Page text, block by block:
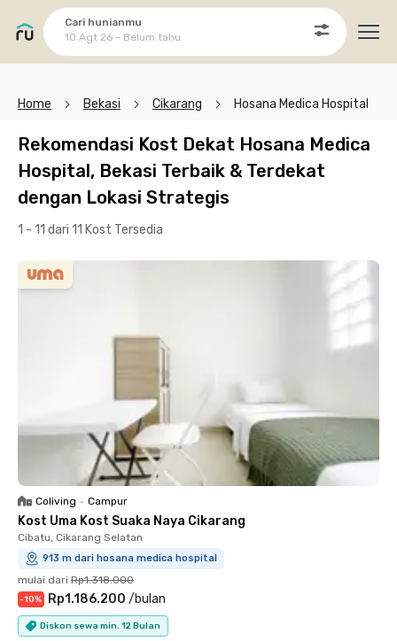
Cari hunianmu
10 Agt 26 - Belum tahu
Home Bekasi Cikarang Hosana Medica Hospital
Rekomendasi Kost Dekat Hosana Medica
Hospital, Bekasi Terbaik & Terdekat
dengan Lokasi Strategis
1 - 11 dari 11 Kost Tersedia
Coliving • Campur
Kost Uma Kost Suaka Naya Cikarang
Cibatu, Cikarang Selatan
913 m dari hosana medica hospital
mulai dari Rp1.318.000
-10% Rp1.186.200 /bulan
Diskon sewa min. 12 Bulan